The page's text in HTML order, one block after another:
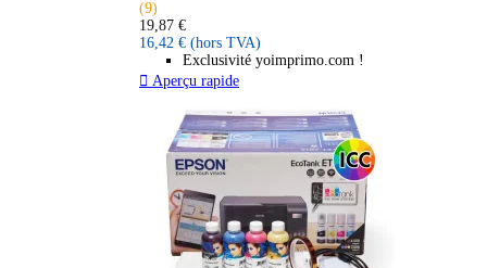
(9)
19,87 €
16,42 € (hors TVA)
Exclusivité yoimprimo.com !
 Aperçu rapide